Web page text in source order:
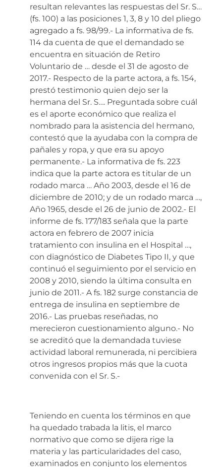
resultan relevantes las respuestas del Sr. S…
(fs. 100) a las posiciones 1, 3, 8 y 10 del pliego
agregado a fs. 98/99.- La informativa de fs.
114 da cuenta de que el demandado se
encuentra en situación de Retiro
Voluntario de … desde el 31 de agosto de
2017.- Respecto de la parte actora, a fs. 154,
prestó testimonio quien dejo ser la
hermana del Sr. S…. Preguntada sobre cuál
es el aporte económico que realiza el
nombrado para la asistencia del hermano,
contestó que la ayudaba con la compra de
pañales y ropa, y que era su apoyo
permanente.- La informativa de fs. 223
indica que la parte actora es titular de un
rodado marca … Año 2003, desde el 16 de
diciembre de 2010; y de un rodado marca …,
Año 1965, desde el 26 de junio de 2002.- El
informe de fs. 177/183 señala que la parte
actora en febrero de 2007 inicia
tratamiento con insulina en el Hospital …,
con diagnóstico de Diabetes Tipo II, y que
continuó el seguimiento por el servicio en
2008 y 2010, siendo la última consulta en
junio de 2011.- A fs. 182 surge constancia de
entrega de insulina en septiembre de
2016.- Las pruebas reseñadas, no
merecieron cuestionamiento alguno.- No
se acreditó que la demandada tuviese
actividad laboral remunerada, ni percibiera
otros ingresos propios más que la cuota
convenida con el Sr. S.-
Teniendo en cuenta los términos en que
ha quedado trabada la litis, el marco
normativo que como se dijera rige la
materia y las particularidades del caso,
examinados en conjunto los elementos